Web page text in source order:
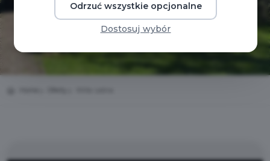
Odrzuć wszystkie opcjonalne
Dostosuj wybór